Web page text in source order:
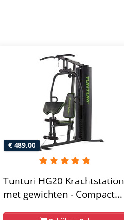
€ 489,00
Tunturi HG20 Krachtstation
met gewichten - Compacte